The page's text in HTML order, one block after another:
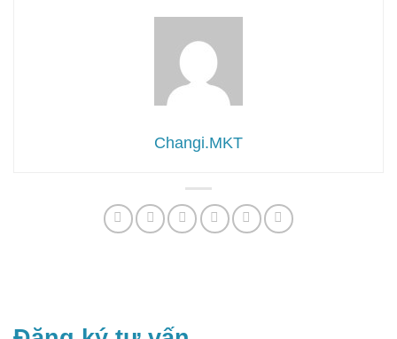
Changi.MKT